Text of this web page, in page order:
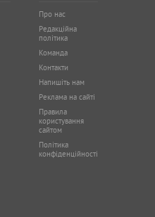
Про нас
Редакційна
політика
Команда
Контакти
Напишіть нам
Реклама на сайті
Правила
користування
сайтом
Політика
конфіденційності